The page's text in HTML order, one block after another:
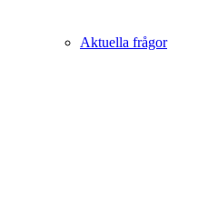
Aktuella frågor